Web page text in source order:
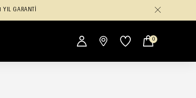
YIL GARANTİ
0